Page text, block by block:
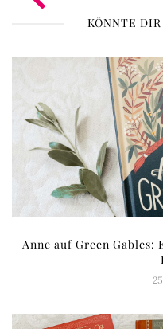
KÖNNTE
Anne auf Green Gables: